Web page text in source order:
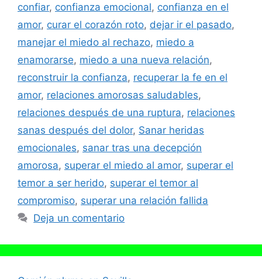
confiar, confianza emocional, confianza en el
amor, curar el corazón roto, dejar ir el pasado,
manejar el miedo al rechazo, miedo a
enamorarse, miedo a una nueva relación,
reconstruir la confianza, recuperar la fe en el
amor, relaciones amorosas saludables,
relaciones después de una ruptura, relaciones
sanas después del dolor, Sanar heridas
emocionales, sanar tras una decepción
amorosa, superar el miedo al amor, superar el
temor a ser herido, superar el temor al
compromiso, superar una relación fallida
Deja un comentario